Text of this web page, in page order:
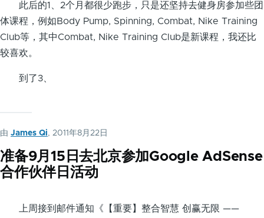
此后的1、2个月都很少跑步，只是还坚持去健身房参加些团
体课程，例如Body Pump, Spinning, Combat, Nike Training
Club等，其中Combat, Nike Training Club是新课程，我还比
较喜欢。
到了3、
由 James Qi, 2011年8月22日
准备9月15日去北京参加Google AdSense
合作伙伴日活动
上周接到邮件通知《【重要】整合智慧 创赢无限 ——